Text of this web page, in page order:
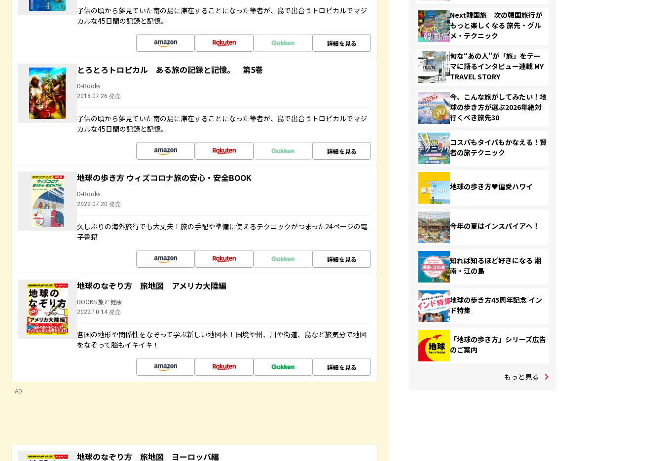
子供の頃から夢見ていた南の島に滞在することになった筆者が、島で出合うトロピカルでマジ
カルな45日間の記録と記憶。
詳細を見る
とろとろトロピカル ある旅の記録と記憶。 第5巻
D-Books
2018.07.26 発売
子供の頃から夢見ていた南の島に滞在することになった筆者が、島で出合うトロピカルでマジ
カルな45日間の記録と記憶。
詳細を見る
地球の歩き方 ウィズコロナ旅の安心・安全BOOK
D-Books
2022.07.20 発売
久しぶりの海外旅行でも大丈夫！旅の手配や準備に使えるテクニックがつまった24ページの電
子書籍
詳細を見る
地球のなぞり方 旅地図 アメリカ大陸編
BOOKS 旅と健康
2022.10.14 発売
各国の地形や関係性をなぞって学ぶ新しい地図本！国境や州、川や街道、島など旅気分で地図
をなぞって脳もイキイキ！
詳細を見る
AD
地球のなぞり方 旅地図 ヨーロッパ編
Next韓国旅 次の韓国旅行が
もっと楽しくなる 旅先・グル
メ・テクニック
旬な“あの人”が「旅」をテー
マに語るインタビュー連載 MY
TRAVEL STORY
今、こんな旅がしてみたい！地
球の歩き方が選ぶ2026年絶対
行くべき旅先30
コスパもタイパもかなえる！賢
者の旅テクニック
地球の歩き方♥偏愛ハワイ
今年の夏はインスパイアへ！
知れば知るほど好きになる 湘
南・江の島
地球の歩き方45周年記念 イン
ド特集
「地球の歩き方」シリーズ広告
のご案内
もっと見る